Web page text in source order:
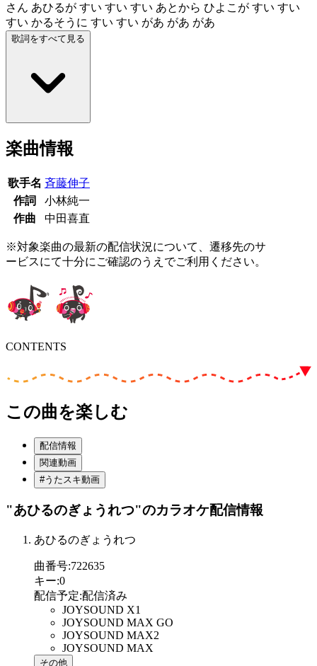
さん あひるが すい すい すい あとから ひよこが すい すい
すい かるそうに すい すい があ があ があ
歌詞をすべて見る
楽曲情報
歌手名 斉藤伸子
作詞
小林純一
作曲
中田喜直
※対象楽曲の最新の配信状況について、遷移先のサ
ービスにて十分にご確認のうえでご利用ください。
CONTENTS
この曲を楽しむ
配信情報
関連動画
#うたスキ動画
"あひるのぎょうれつ"のカラオケ配信情報
あひるのぎょうれつ
曲番号:722635
キー:0
配信予定:配信済み
JOYSOUND X1
JOYSOUND MAX GO
JOYSOUND MAX2
JOYSOUND MAX
その他